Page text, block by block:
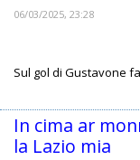
06/03/2025, 23:28
Sul gol di Gustavone
In cima ar
la Lazio mia